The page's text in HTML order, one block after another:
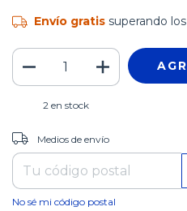
Envío gratis superando los
2en stock
Entregas para el CP:
Medios de envío
No sé mi código postal